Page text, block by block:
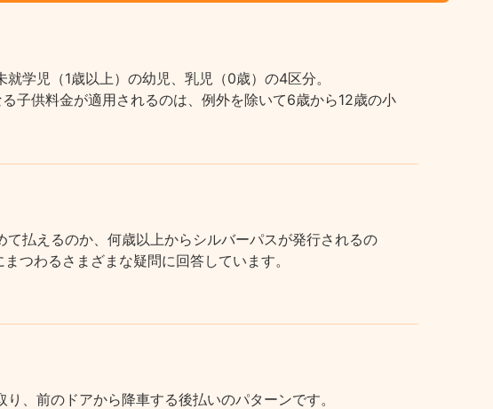
学児（1歳以上）の幼児、乳児（0歳）の4区分。
子供料金が適用されるのは、例外を除いて6歳から12歳の小
払えるのか、何歳以上からシルバーパスが発行されるの
つわるさまざまな疑問に回答しています。
、前のドアから降車する後払いのパターンです。